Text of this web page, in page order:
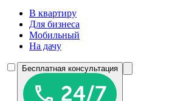
В квартиру
Для бизнеса
Мобильный
На дачу
Бесплатная консультация